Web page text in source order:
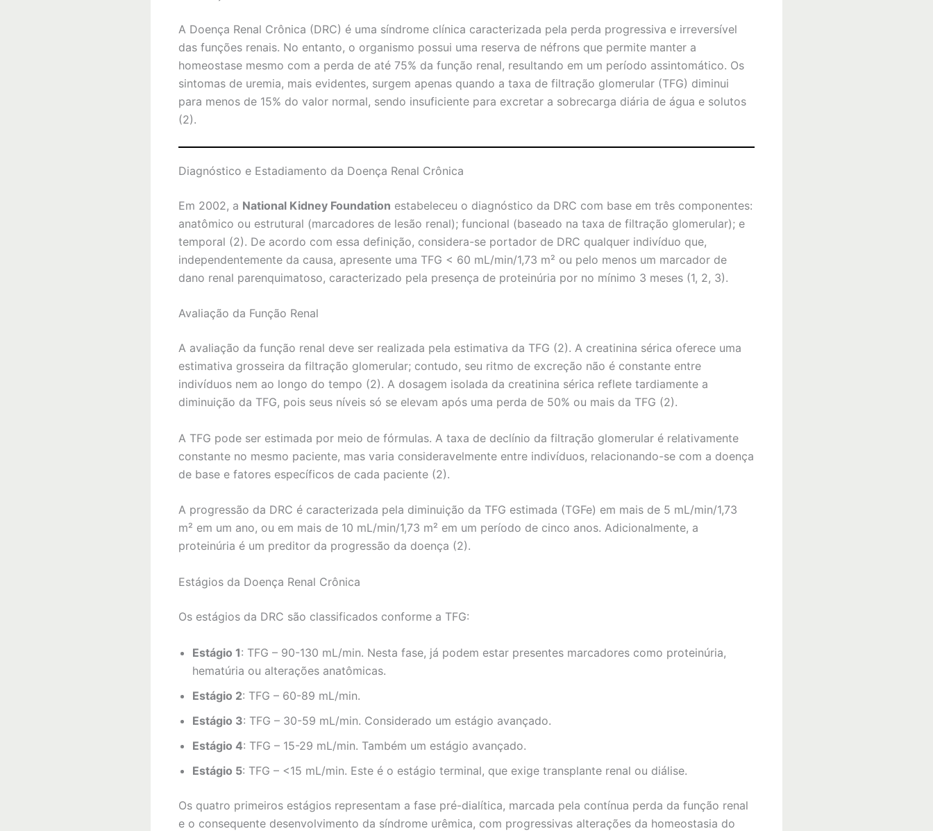
A Doença Renal Crônica (DRC) é uma síndrome clínica caracterizada pela perda progressiva e irreversível
das funções renais. No entanto, o organismo possui uma reserva de néfrons que permite manter a
homeostase mesmo com a perda de até 75% da função renal, resultando em um período assintomático. Os
sintomas de uremia, mais evidentes, surgem apenas quando a taxa de filtração glomerular (TFG) diminui
para menos de 15% do valor normal, sendo insuficiente para excretar a sobrecarga diária de água e solutos
(2).
Diagnóstico e Estadiamento da Doença Renal Crônica
Em 2002, a National Kidney Foundation estabeleceu o diagnóstico da DRC com base em três componentes:
anatômico ou estrutural (marcadores de lesão renal); funcional (baseado na taxa de filtração glomerular); e
temporal (2). De acordo com essa definição, considera-se portador de DRC qualquer indivíduo que,
independentemente da causa, apresente uma TFG < 60 mL/min/1,73 m² ou pelo menos um marcador de
dano renal parenquimatoso, caracterizado pela presença de proteinúria por no mínimo 3 meses (1, 2, 3).
Avaliação da Função Renal
A avaliação da função renal deve ser realizada pela estimativa da TFG (2). A creatinina sérica oferece uma
estimativa grosseira da filtração glomerular; contudo, seu ritmo de excreção não é constante entre
indivíduos nem ao longo do tempo (2). A dosagem isolada da creatinina sérica reflete tardiamente a
diminuição da TFG, pois seus níveis só se elevam após uma perda de 50% ou mais da TFG (2).
A TFG pode ser estimada por meio de fórmulas. A taxa de declínio da filtração glomerular é relativamente
constante no mesmo paciente, mas varia consideravelmente entre indivíduos, relacionando-se com a doença
de base e fatores específicos de cada paciente (2).
A progressão da DRC é caracterizada pela diminuição da TFG estimada (TGFe) em mais de 5 mL/min/1,73
m² em um ano, ou em mais de 10 mL/min/1,73 m² em um período de cinco anos. Adicionalmente, a
proteinúria é um preditor da progressão da doença (2).
Estágios da Doença Renal Crônica
Os estágios da DRC são classificados conforme a TFG:
Estágio 1: TFG – 90-130 mL/min. Nesta fase, já podem estar presentes marcadores como proteinúria,
hematúria ou alterações anatômicas.
Estágio 2: TFG – 60-89 mL/min.
Estágio 3: TFG – 30-59 mL/min. Considerado um estágio avançado.
Estágio 4: TFG – 15-29 mL/min. Também um estágio avançado.
Estágio 5: TFG – <15 mL/min. Este é o estágio terminal, que exige transplante renal ou diálise.
Os quatro primeiros estágios representam a fase pré-dialítica, marcada pela contínua perda da função renal
e o consequente desenvolvimento da síndrome urêmica, com progressivas alterações da homeostasia do